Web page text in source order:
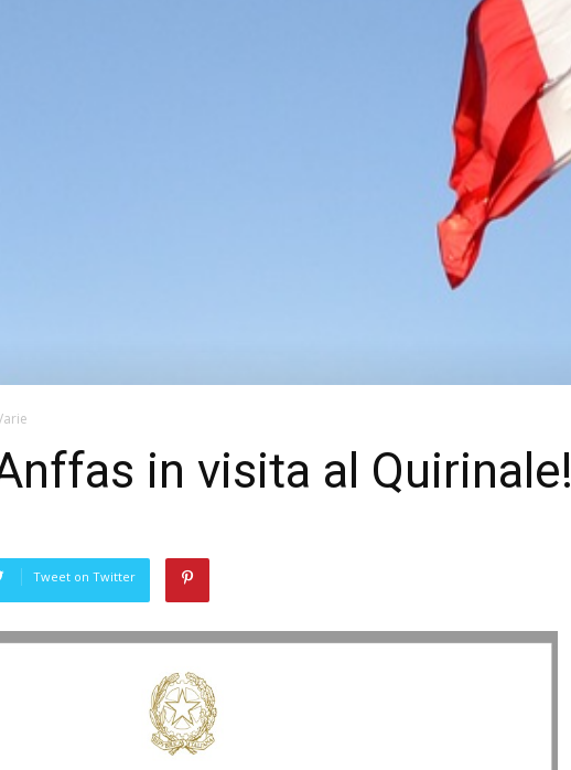
in visita al Quirinale!
Tweet on Twitter